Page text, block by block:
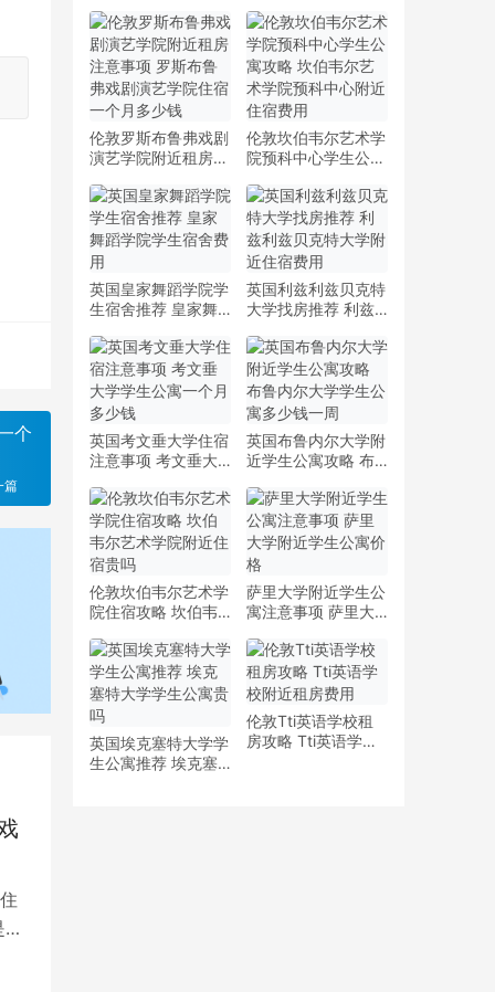
个
篇
伦敦罗斯布鲁弗戏剧
演艺学院附近租房注
戏剧演艺学院住宿一
个月多少钱
伦敦坎伯韦尔艺术学
院预科中心学生公寓
学院预科中心附近住
宿费用
英国皇家舞蹈学院学
生宿舍推荐 皇家舞
英国利兹利兹贝克特
大学找房推荐 利兹
住宿费用
英国考文垂大学住宿
注意事项 考文垂大
少钱
英国布鲁内尔大学附
近学生公寓攻略 布
多少钱一周
伦敦坎伯韦尔艺术学
院住宿攻略 坎伯韦
贵吗
萨里大学附近学生公
寓注意事项 萨里大
英国埃克塞特大学学
生公寓推荐 埃克塞
伦敦Tti英语学校租
房攻略 Tti英语学校